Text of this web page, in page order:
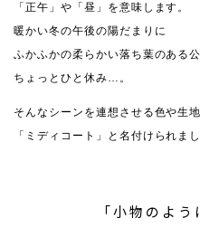
「正午」や「昼」を意味します。
暖かい冬の午後の陽だまりに
ふかふかの柔らかい落ち葉のある
ちょっとひと休み…。
そんなシーンを連想させる色や生
「ミディコート」と名付けられまし
「小物のよう